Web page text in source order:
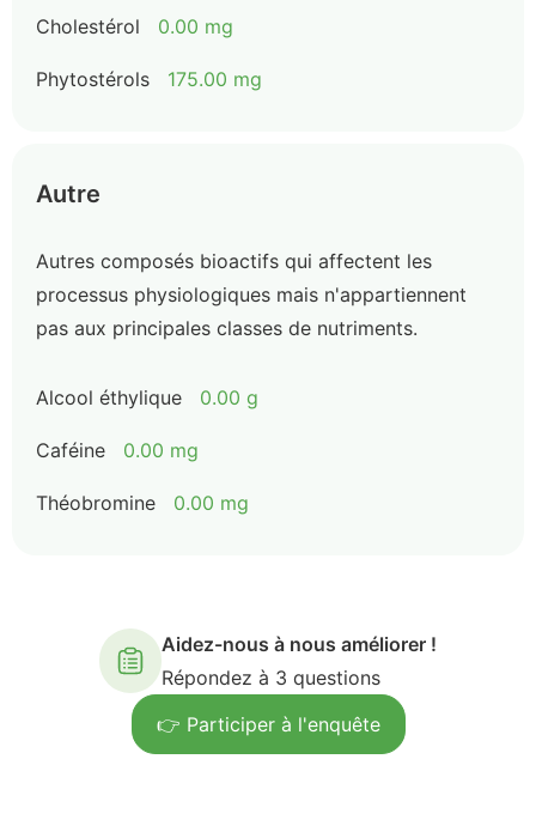
Cholestérol 0.00 mg
Phytostérols 175.00 mg
Autre
Autres composés bioactifs qui affectent les
processus physiologiques mais n'appartiennent
pas aux principales classes de nutriments.
Alcool éthylique 0.00 g
Caféine 0.00 mg
Théobromine 0.00 mg
Aidez-nous à nous améliorer !
Répondez à 3 questions
👉 Participer à l'enquête